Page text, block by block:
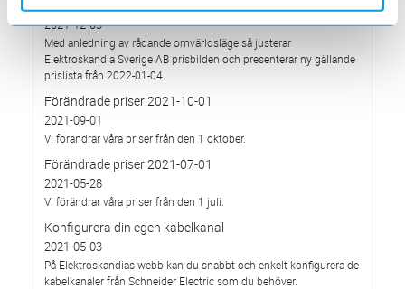
Prisavisering per den 4:e januari 2022
2021-12-03
Med anledning av rådande omvärldsläge så justerar
Elektroskandia Sverige AB prisbilden och presenterar ny gällande
prislista från 2022-01-04.
Förändrade priser 2021-10-01
2021-09-01
Vi förändrar våra priser från den 1 oktober.
Förändrade priser 2021-07-01
2021-05-28
Vi förändrar våra priser från den 1 juli.
Konfigurera din egen kabelkanal
2021-05-03
På Elektroskandias webb kan du snabbt och enkelt konfigurera de
kabelkanaler från Schneider Electric som du behöver.